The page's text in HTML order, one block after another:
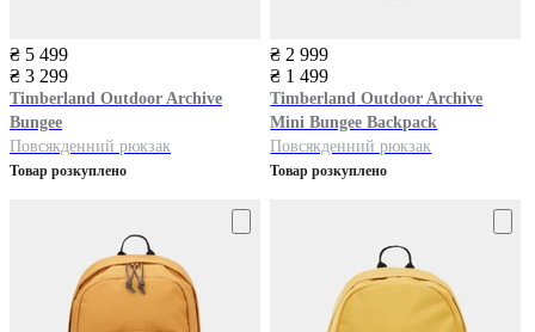
₴ 5 499
₴ 3 299
Timberland Outdoor Archive
Bungee
Повсякденний рюкзак
Товар розкуплено
₴ 2 999
₴ 1 499
Timberland Outdoor Archive
Mini Bungee Backpack
Повсякденний рюкзак
Товар розкуплено